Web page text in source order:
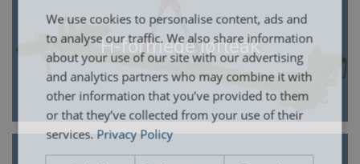
H-formede løfteåk
We use cookies to personalise content, ads and
to analyse our traffic. We also share information
about your use of our site with our advertising
and analytics partners who may combine it with
other information that you’ve provided to them
or that they’ve collected from your use of their
services. Privacy Policy